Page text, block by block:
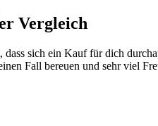
Vergleich
dass sich ein Kauf für dich
Fall bereuen und sehr viel